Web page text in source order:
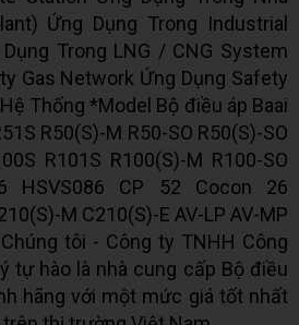
Ứng Dụng Trong Industrial
Trong LNG / CNG System
Gas Network Ứng Dụng Safety
Thống *Model Bộ điều áp Baai
R50(S)-M R50-SO R50(S)-SO
R101S R100(S)-M R100-SO
HSVS086 CP 52 Cocon 26
M C210(S)-E AV-LP AV-MP
tôi - Công ty TNHH Công
tự hào là nhà cung cấp Bộ điều
hãng với một mức giá tốt nhất